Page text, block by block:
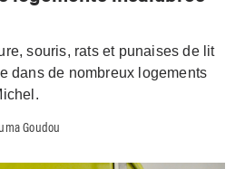
souris, rats et punaises de lit
dans de nombreux logements
Goudou